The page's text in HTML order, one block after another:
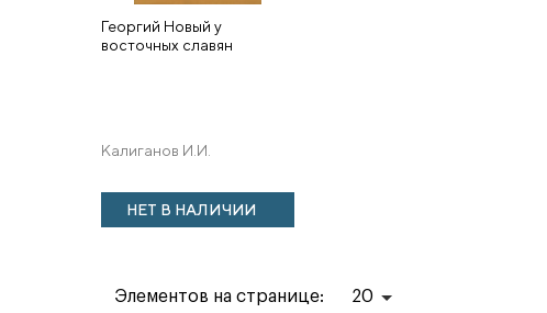
Георгий Новый у
восточных славян
Калиганов И.И.
НЕТ В НАЛИЧИИ
Элементов на странице: 20